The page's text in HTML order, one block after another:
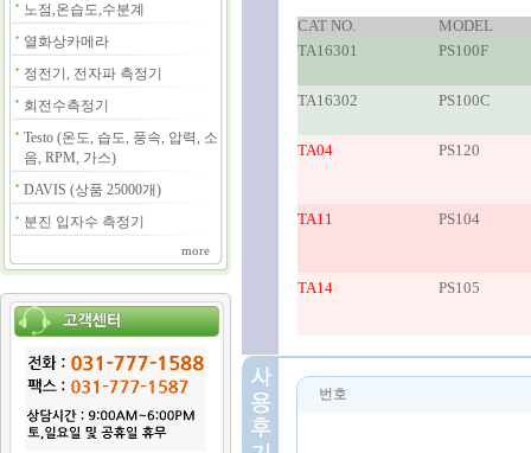
노점,온습도,수분계
열화상카메라
정전기, 전자파 측정기
회전수측정기
Testo (온도, 습도, 풍속, 압력, 소
음, RPM, 가스)
DAVIS (상품 25000개)
분진 입자수 측정기
more
CAT NO.
MODEL
TA16301
PS100F
TA16302 PS100C
TA04 PS120
TA11 PS104
TA14 PS105
번호